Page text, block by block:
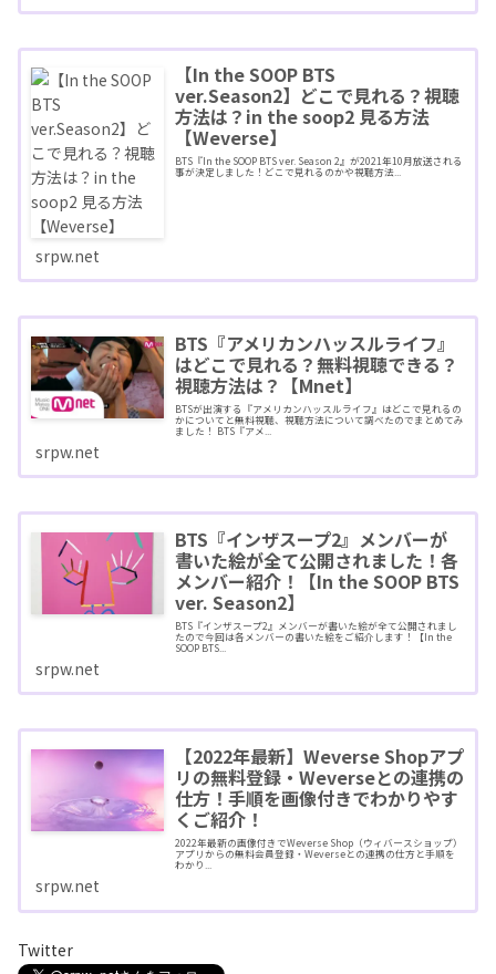
【In the SOOP BTS
ver.Season2】どこで見れる？視聴
方法は？in the soop2 見る方法
【Weverse】
BTS『In the SOOP BTS ver. Season 2』が2021年10月放送される
事が決定しました！どこで見れるのかや視聴方法...
srpw.net
BTS『アメリカンハッスルライフ』
はどこで見れる？無料視聴できる？
視聴方法は？【Mnet】
BTSが出演する『アメリカンハッスルライフ』はどこで見れるの
かについてと無料視聴、視聴方法について調べたのでまとめてみ
ました！ BTS『アメ...
srpw.net
BTS『インザスープ2』メンバーが
書いた絵が全て公開されました！各
メンバー紹介！【In the SOOP BTS
ver. Season2】
BTS『インザスープ2』メンバーが書いた絵が全て公開されまし
たので今回は各メンバーの書いた絵をご紹介します！【In the
SOOP BTS...
srpw.net
【2022年最新】Weverse Shopアプ
リの無料登録・Weverseとの連携の
仕方！手順を画像付きでわかりやす
くご紹介！
2022年最新の画像付きでWeverse Shop（ウィバースショップ）
アプリからの無料会員登録・Weverseとの連携の仕方と手順を
わかり...
srpw.net
Twitter